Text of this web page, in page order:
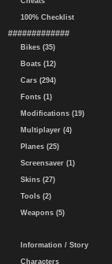
100% Checklist
#############
Bikes (35)
Boats (12)
Cars (294)
Fonts (1)
Modifications (19)
Multiplayer (4)
Planes (25)
Screensaver (1)
Skins (27)
Tools (2)
Weapons (5)
Information / Story
Characters